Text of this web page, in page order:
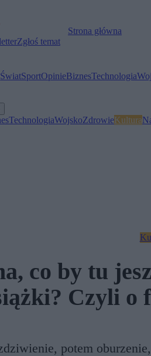
Strona główna
Zgłoś temat
ŚwiatSportOpinieBiznesTechnologia
TechnologiaWojskoZdrowieKultura
co by tu
Czyli o
potem